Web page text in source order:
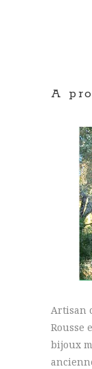
A
Artisan
Rousse
bijoux